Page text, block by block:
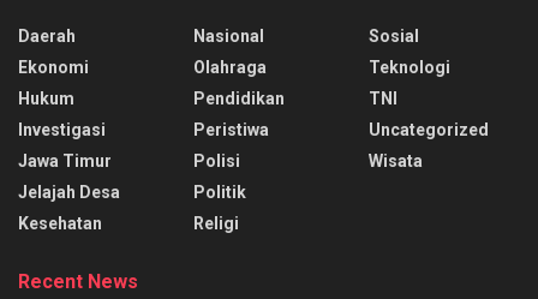
Daerah
Ekonomi
Hukum
Investigasi
Jawa Timur
Jelajah Desa
Kesehatan
Nasional
Olahraga
Pendidikan
Peristiwa
Polisi
Politik
Religi
Sosial
Teknologi
TNI
Uncategorized
Wisata
Recent News